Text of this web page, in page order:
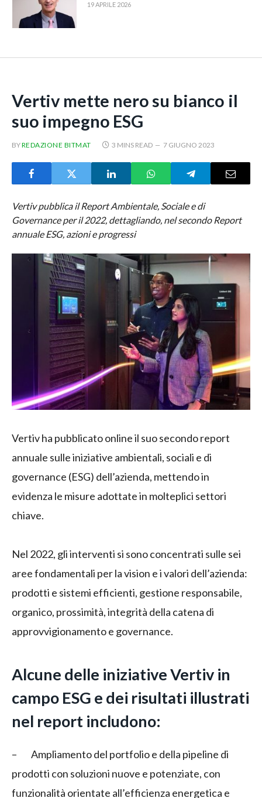
19 APRILE 2026
Vertiv mette nero su bianco il
suo impegno ESG
BYREDAZIONE BITMAT 3 MINS READ 7 GIUGNO 2023
Vertiv pubblica il Report Ambientale, Sociale e di
Governance per il 2022, dettagliando, nel secondo Report
annuale ESG, azioni e progressi
Vertiv ha pubblicato online il suo secondo report
annuale sulle iniziative ambientali, sociali e di
governance (ESG) dell’azienda, mettendo in
evidenza le misure adottate in molteplici settori
chiave.
Nel 2022, gli interventi si sono concentrati sulle sei
aree fondamentali per la vision e i valori dell’azienda:
prodotti e sistemi efficienti, gestione responsabile,
organico, prossimità, integrità della catena di
approvvigionamento e governance.
Alcune delle iniziative Vertiv in
campo ESG e dei risultati illustrati
nel report includono:
– Ampliamento del portfolio e della pipeline di
prodotti con soluzioni nuove e potenziate, con
funzionalità orientate all’efficienza energetica e